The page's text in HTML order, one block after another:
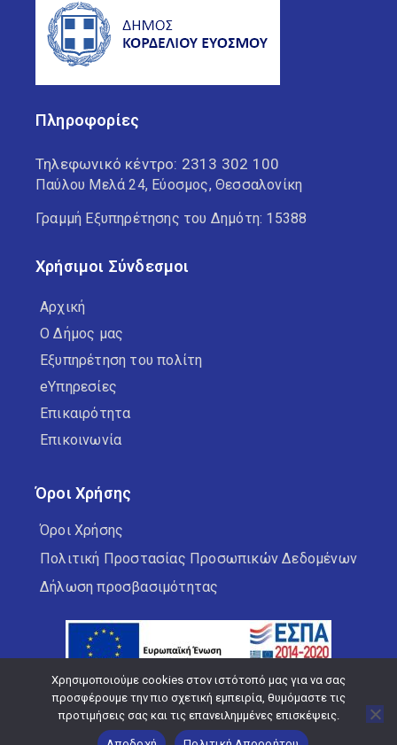
Πληροφορίες
Τηλεφωνικό κέντρο: 2313 302 100
Παύλου Μελά 24, Εύοσμος, Θεσσαλονίκη
Γραμμή Εξυπηρέτησης του Δημότη: 15388
Χρήσιμοι Σύνδεσμοι
Αρχική
Ο Δήμος μας
Εξυπηρέτηση του πολίτη
eΥπηρεσίες
Επικαιρότητα
Επικοινωνία
Όροι Χρήσης
Όροι Χρήσης
Πολιτική Προστασίας Προσωπικών Δεδομένων
Δήλωση προσβασιμότητας
Copyright © 2026 Δήμος Κορδελιού Ευόσμου
Χρησιμοποιούμε cookies στον ιστότοπό μας για να σας
προσφέρουμε την πιο σχετική εμπειρία, θυμόμαστε τις
προτιμήσεις σας και τις επανειλημμένες επισκέψεις.